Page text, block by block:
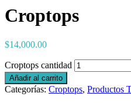
Croptops
$14,000.00
Croptops cantidad
Añadir al carrito
Categorías: Croptops, Productos